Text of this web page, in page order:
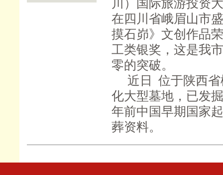
川）国际旅游投资
在四川省峨眉山市
摸石峁》文创作品
工类银奖，这是我
零的突破。
近日
位于陕西
化大型墓地，已发
年前中国早期国家
葬资料。